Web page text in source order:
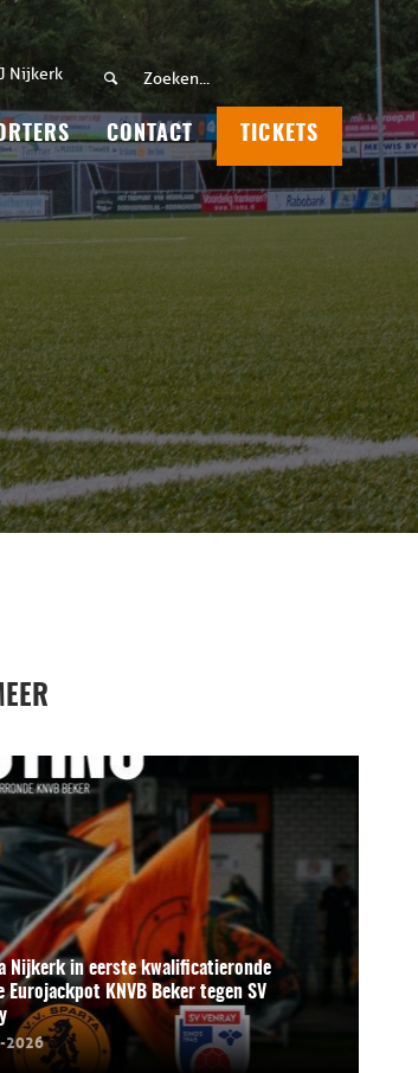
Nijkerk
CONTACT TICKETS
Nijkerk in eerste kwalificatieronde
Eurojackpot KNVB Beker tegen SV
2026